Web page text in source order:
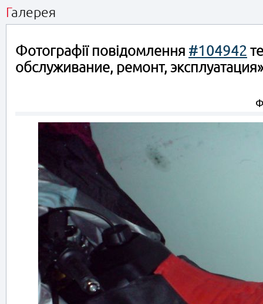
Галерея
Фотографії повідомлення #104942
обслуживание, ремонт, эксплуатация»